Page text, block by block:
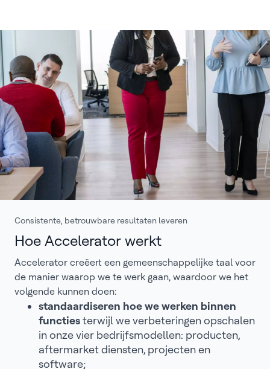
Consistente, betrouwbare resultaten leveren
Hoe Accelerator werkt
Accelerator creëert een gemeenschappelijke taal voor
de manier waarop we te werk gaan, waardoor we het
volgende kunnen doen:
standaardiseren hoe we werken binnen
functiesterwijl we verbeteringen opschalen
in onze vier bedrijfsmodellen: producten,
aftermarket diensten, projecten en
software;